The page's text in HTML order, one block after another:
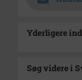
Yderligere
Søg videre i